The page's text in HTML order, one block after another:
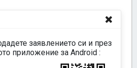
заявлението си и през
приложение за Android :